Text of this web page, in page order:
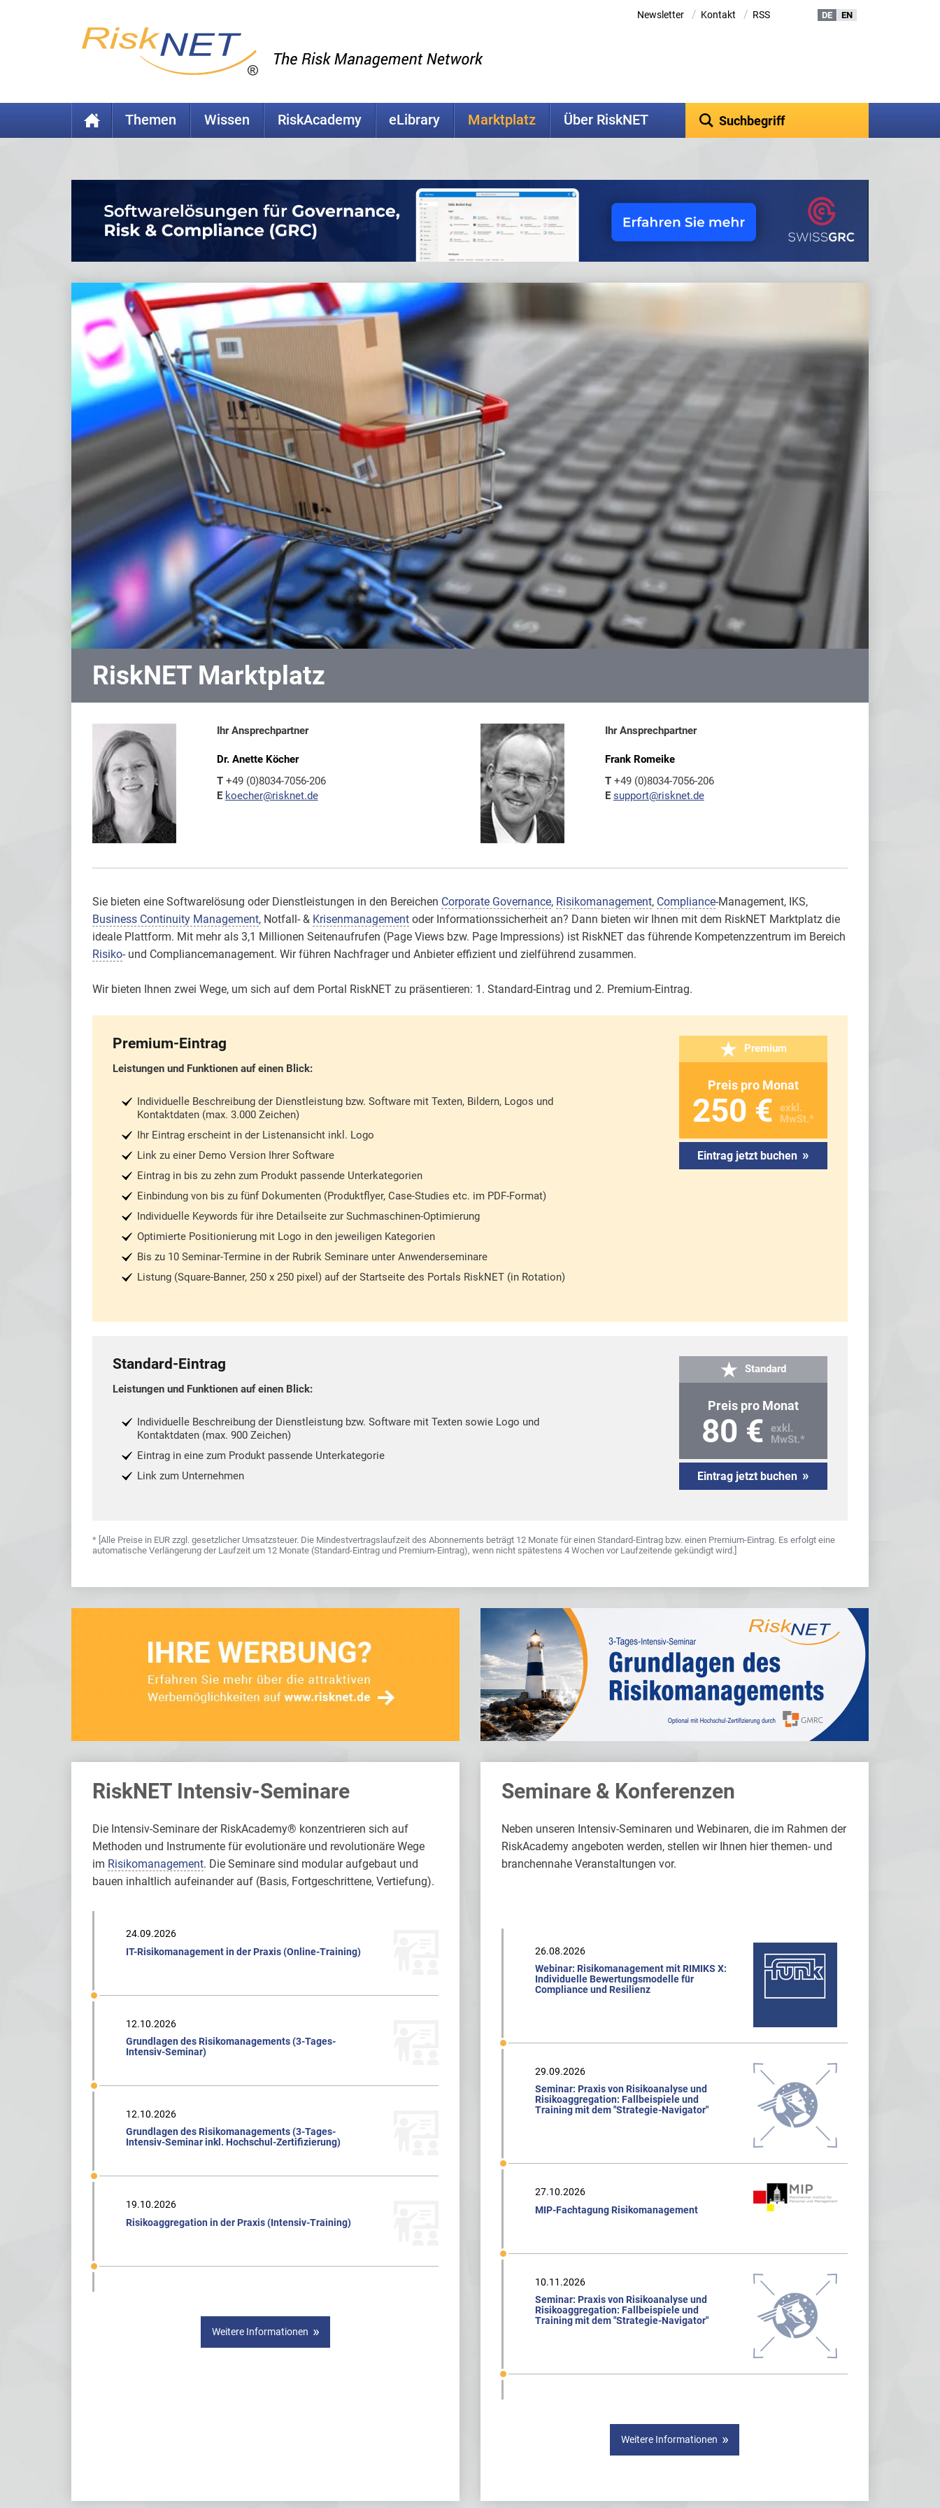
Newsletter / Kontakt / RSS DE EN
Themen Wissen RiskAcademy eLibrary Marktplatz Über RiskNET
RiskNET Marktplatz
Ihr Ansprechpartner
Dr. Anette Köcher
T +49 (0)8034-7056-206
E koecher@risknet.de
Ihr Ansprechpartner
Frank Romeike
T +49 (0)8034-7056-206
E support@risknet.de
Sie bieten eine Softwarelösung oder Dienstleistungen in den Bereichen Corporate Governance, Risikomanagement, Compliance-Management, IKS,
Business Continuity Management, Notfall- & Krisenmanagement oder Informationssicherheit an? Dann bieten wir Ihnen mit dem RiskNET Marktplatz die
ideale Plattform. Mit mehr als 3,1 Millionen Seitenaufrufen (Page Views bzw. Page Impressions) ist RiskNET das führende Kompetenzzentrum im Bereich
Risiko- und Compliancemanagement. Wir führen Nachfrager und Anbieter effizient und zielführend zusammen.
Wir bieten Ihnen zwei Wege, um sich auf dem Portal RiskNET zu präsentieren: 1. Standard-Eintrag und 2. Premium-Eintrag.
Premium-Eintrag
Leistungen und Funktionen auf einen Blick:
Individuelle Beschreibung der Dienstleistung bzw. Software mit Texten, Bildern, Logos und
Kontaktdaten (max. 3.000 Zeichen)
Ihr Eintrag erscheint in der Listenansicht inkl. Logo
Link zu einer Demo Version Ihrer Software
Eintrag in bis zu zehn zum Produkt passende Unterkategorien
Einbindung von bis zu fünf Dokumenten (Produktflyer, Case-Studies etc. im PDF-Format)
Individuelle Keywords für ihre Detailseite zur Suchmaschinen-Optimierung
Optimierte Positionierung mit Logo in den jeweiligen Kategorien
Bis zu 10 Seminar-Termine in der Rubrik Seminare unter Anwenderseminare
Listung (Square-Banner, 250 x 250 pixel) auf der Startseite des Portals RiskNET (in Rotation)
Premium
Preis pro Monat
250 €
exkl.
MwSt.*
Eintrag jetzt buchen »
Standard-Eintrag
Leistungen und Funktionen auf einen Blick:
Individuelle Beschreibung der Dienstleistung bzw. Software mit Texten sowie Logo und
Kontaktdaten (max. 900 Zeichen)
Eintrag in eine zum Produkt passende Unterkategorie
Link zum Unternehmen
Standard
Preis pro Monat
80 €
exkl.
MwSt.*
Eintrag jetzt buchen »
* [Alle Preise in EUR zzgl. gesetzlicher Umsatzsteuer. Die Mindestvertragslaufzeit des Abonnements beträgt 12 Monate für einen Standard-Eintrag bzw. einen Premium-Eintrag. Es erfolgt eine
automatische Verlängerung der Laufzeit um 12 Monate (Standard-Eintrag und Premium-Eintrag), wenn nicht spätestens 4 Wochen vor Laufzeitende gekündigt wird.]
RiskNET Intensiv-Seminare
Die Intensiv-Seminare der RiskAcademy® konzentrieren sich auf
Methoden und Instrumente für evolutionäre und revolutionäre Wege
im Risikomanagement. Die Seminare sind modular aufgebaut und
bauen inhaltlich aufeinander auf (Basis, Fortgeschrittene, Vertiefung).
24.09.2026
IT-Risikomanagement in der Praxis (Online-Training)
12.10.2026
Grundlagen des Risikomanagements (3-Tages-
Intensiv-Seminar)
12.10.2026
Grundlagen des Risikomanagements (3-Tages-
Intensiv-Seminar inkl. Hochschul-Zertifizierung)
19.10.2026
Risikoaggregation in der Praxis (Intensiv-Training)
Weitere Informationen
Seminare & Konferenzen
Neben unseren Intensiv-Seminaren und Webinaren, die im Rahmen der
RiskAcademy angeboten werden, stellen wir Ihnen hier themen- und
branchennahe Veranstaltungen vor.
26.08.2026
Webinar: Risikomanagement mit RIMIKS X:
Individuelle Bewertungsmodelle für
Compliance und Resilienz
29.09.2026
Seminar: Praxis von Risikoanalyse und
Risikoaggregation: Fallbeispiele und
Training mit dem "Strategie-Navigator"
27.10.2026
MIP-Fachtagung Risikomanagement
10.11.2026
Seminar: Praxis von Risikoanalyse und
Risikoaggregation: Fallbeispiele und
Training mit dem "Strategie-Navigator"
Weitere Informationen